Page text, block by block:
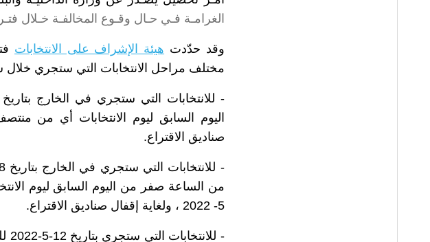
الغرامـة فـي حـال وقـوع المخالفـة خـلال
وقد حدّدت هيئة الإشراف على الانتخابات
مختلف مراحل الانتخابات التي ستجري خلال
صناديق الاقتراع.
5- 2022 ، ولغاية إقفال صناديق الاقتراع
.
-